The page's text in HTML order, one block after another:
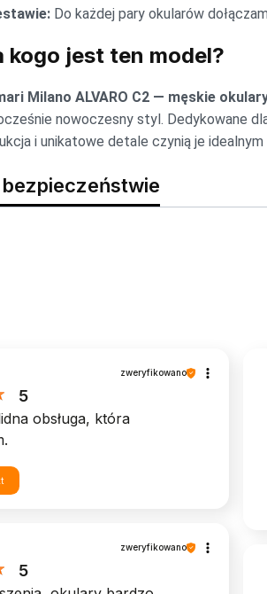
Do każdej pary okularów
kogo jest ten model?
Milano ALVARO C2 — męskie
nowoczesny styl. Dedykowane
i unikatowe detale czynią je
zweryfikowano
5
obsługa, która
zweryfikowano
5